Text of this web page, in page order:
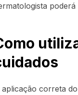
poderá
aplicação correta